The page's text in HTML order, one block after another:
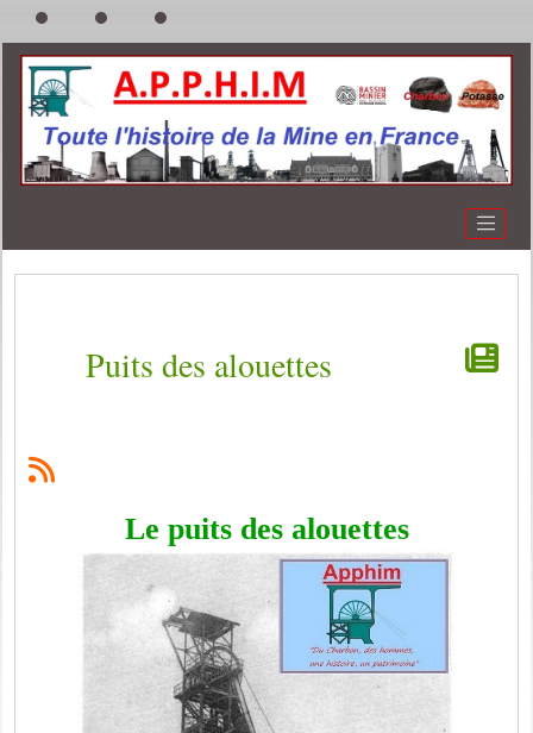
Puits des alouettes
Le puits des alouettes